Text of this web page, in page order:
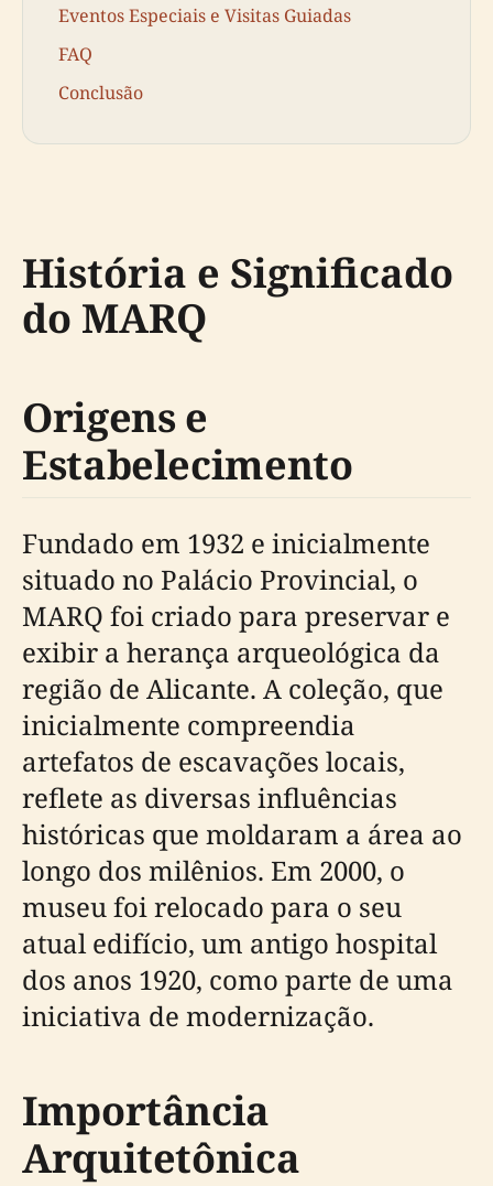
Eventos Especiais e Visitas Guiadas
FAQ
Conclusão
História e Significado
do MARQ
Origens e
Estabelecimento
Fundado em 1932 e inicialmente
situado no Palácio Provincial, o
MARQ foi criado para preservar e
exibir a herança arqueológica da
região de Alicante. A coleção, que
inicialmente compreendia
artefatos de escavações locais,
reflete as diversas influências
históricas que moldaram a área ao
longo dos milênios. Em 2000, o
museu foi relocado para o seu
atual edifício, um antigo hospital
dos anos 1920, como parte de uma
iniciativa de modernização.
Importância
Arquitetônica